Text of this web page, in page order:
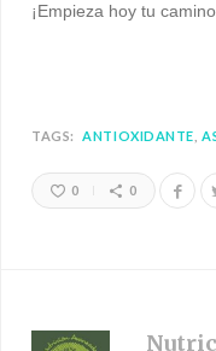
¡Empieza hoy tu
TAGS: ANTIOXIDANTE
0 0